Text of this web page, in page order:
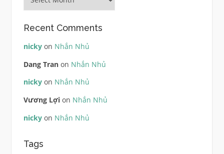
Recent Comments
nickyon Nhắn Nhủ
Dang Tranon Nhắn Nhủ
nickyon Nhắn Nhủ
Vương Lợion Nhắn Nhủ
nickyon Nhắn Nhủ
Tags